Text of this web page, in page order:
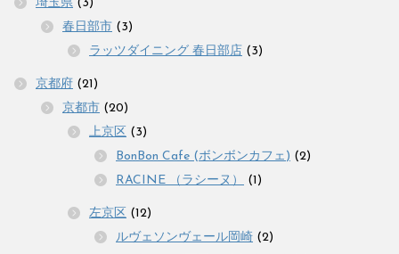
埼玉県 (3)
春日部市 (3)
ラッツダイニング 春日部店 (3)
京都府 (21)
京都市 (20)
上京区 (3)
BonBon Cafe (ボンボンカフェ) (2)
RACINE （ラシーヌ）
(1)
左京区 (12)
ルヴェソンヴェール岡崎 (2)